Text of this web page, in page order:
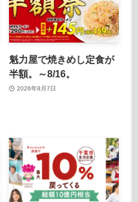
魁力屋で焼きめし定食が
半額。～8/16。
2026年8月7日